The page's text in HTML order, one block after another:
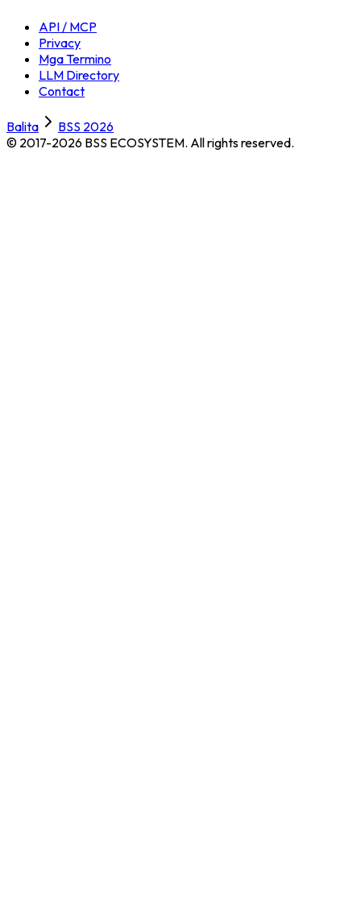
API / MCP
Privacy
Mga Termino
LLM Directory
Contact
Balita
BSS 2026
© 2017-2026 BSS ECOSYSTEM. All rights reserved.